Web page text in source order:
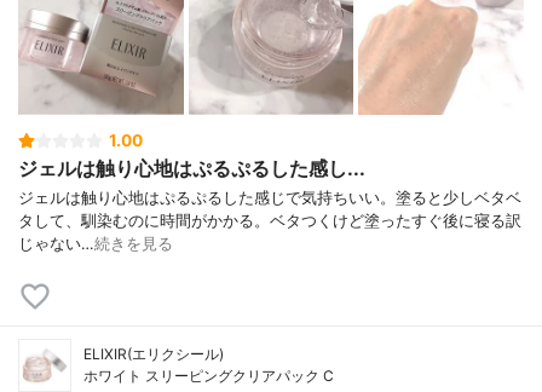
1.00
ジェルは触り心地はぷるぷるした感し...
ジェルは触り心地はぷるぷるした感じで気持ちいい。塗ると少しベタベ
タして、馴染むのに時間がかかる。ベタつくけど塗ったすぐ後に寝る訳
じゃない…続きを見る
ELIXIR(エリクシール)
ホワイト スリーピングクリアパック C